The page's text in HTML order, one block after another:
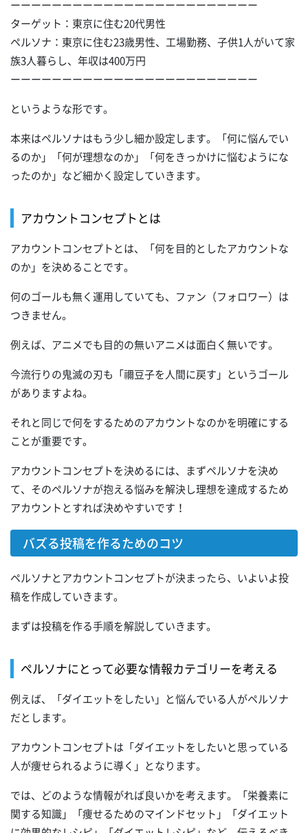
ーーーーーーーーーーーーーーーーーーーーーーーー
ターゲット：東京に住む20代男性
ペルソナ：東京に住む23歳男性、工場勤務、子供1人がいて家
族3人暮らし、年収は400万円
ーーーーーーーーーーーーーーーーーーーーーーーー
というような形です。
本来はペルソナはもう少し細か設定します。「何に悩んでい
るのか」「何が理想なのか」「何をきっかけに悩むようにな
ったのか」など細かく設定していきます。
アカウントコンセプトとは
アカウントコンセプトとは、「何を目的としたアカウントな
のか」を決めることです。
何のゴールも無く運用していても、ファン（フォロワー）は
つきません。
例えば、アニメでも目的の無いアニメは面白く無いです。
今流行りの鬼滅の刃も「禰󠄀豆子を人間に戻す」というゴール
がありますよね。
それと同じで何をするためのアカウントなのかを明確にする
ことが重要です。
アカウントコンセプトを決めるには、まずペルソナを決め
て、そのペルソナが抱える悩みを解決し理想を達成するため
アカウントとすれば決めやすいです！
バズる投稿を作るためのコツ
ペルソナとアカウントコンセプトが決まったら、いよいよ投
稿を作成していきます。
まずは投稿を作る手順を解説していきます。
ペルソナにとって必要な情報カテゴリーを考える
例えば、「ダイエットをしたい」と悩んでいる人がペルソナ
だとします。
アカウントコンセプトは「ダイエットをしたいと思っている
人が痩せられるように導く」となります。
では、どのような情報がれば良いかを考えます。「栄養素に
関する知識」「痩せるためのマインドセット」「ダイエット